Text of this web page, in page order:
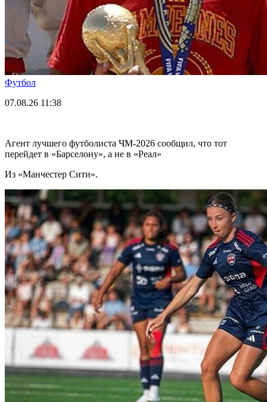
Футбол
07.08.26 11:38
Агент лучшего футболиста ЧМ-2026 cообщил, что тот
перейдет в «Барселону», а не в «Реал»
Из «Манчестер Сити».